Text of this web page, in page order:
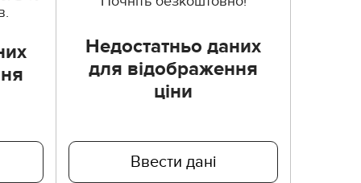
Недостатньо даних
для відображення
ціни
Ввести дані